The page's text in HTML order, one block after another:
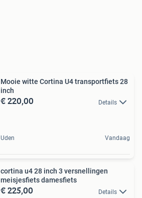
Mooie witte Cortina U4 transportfiets 28
inch
€ 220,00 Details
Uden Vandaag
cortina u4 28 inch 3 versnellingen
meisjesfiets damesfiets
€ 225,00 Details